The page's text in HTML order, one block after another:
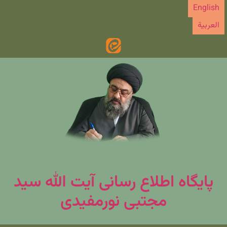
پرش
محتوا
English
العربیة
پایگاه اطلاع رسانی آیت الله سید
مجتبی نورمفیدی